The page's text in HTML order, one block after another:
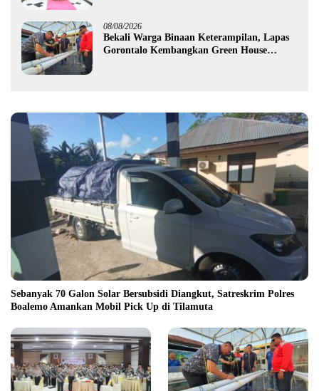
08/08/2026
Bekali Warga Binaan Keterampilan, Lapas
Gorontalo Kembangkan Green House
Sebanyak 70 Galon Solar Bersubsidi Diangkut, Satreskrim Polres
Boalemo Amankan Mobil Pick Up di Tilamuta